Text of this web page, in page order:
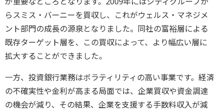
らスミス・バーニーを買収し、これがウェルス・マネジメ
ント部門の成長の源泉となりました。同社の富裕層による
既存ターゲット層を、この買収によって、より幅広い層に
拡大することができました。
一方、投資銀行業務はボラティリティの高い事業です。経済
の不確実性や金利が高まる局面では、企業買収や資金調達
の機会が減り、その結果、企業を支援する手数料収入が減